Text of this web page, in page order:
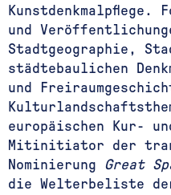
Kunstdenkmalpflege.
und
Stadtgeographie,
städtebaulichen
und
europäischen Kur-
Mitinitiator der
Nominierung Great
die Welterbeliste der